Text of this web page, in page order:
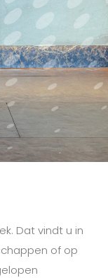
Dat vindt u in
of op